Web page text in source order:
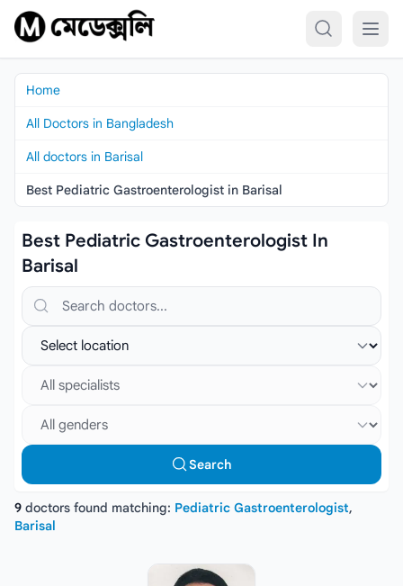
Skip to content
Home
All Doctors in Bangladesh
All doctors in Barisal
Best Pediatric Gastroenterologist in Barisal
Best Pediatric Gastroenterologist In
Barisal
Search doctors, hospitals or specialties
Select location
Select specialist
Select gender
Search
9 doctors found matching: Pediatric Gastroenterologist,
Barisal